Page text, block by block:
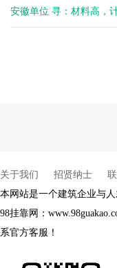
安徽单位 寻：材料高，
关于我们 招贤纳士
本网站是一个建筑企业与
98挂靠网：
系官方客服！